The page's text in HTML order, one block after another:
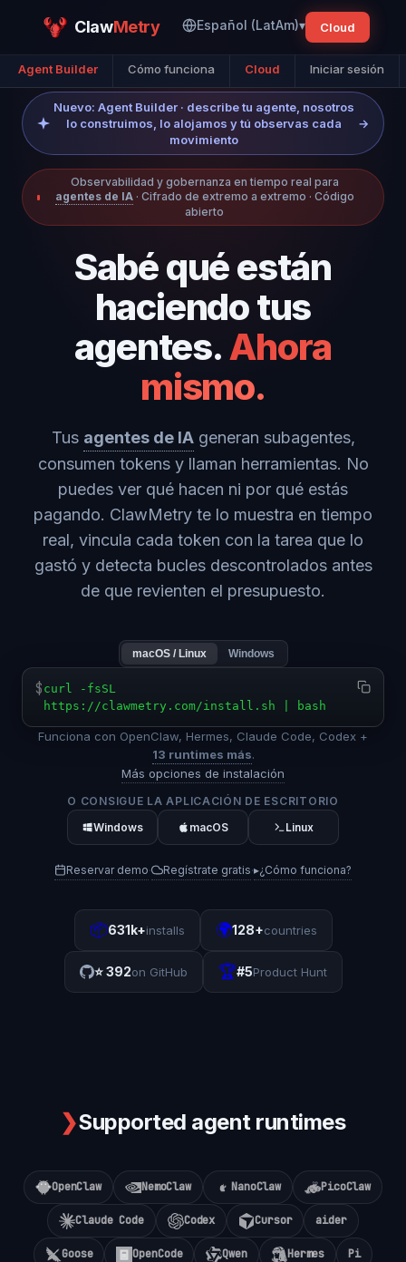
ClawMetry Español (LatAm)▾ Cloud
Agent Builder Cómo funciona Cloud Iniciar sesión
Nuevo: Agent Builder · describe tu agente, nosotros
lo construimos, lo alojamos y tú observas cada
movimiento
→
Observabilidad y gobernanza en tiempo real para
agentes de IA · Cifrado de extremo a extremo · Código
abierto
Sabé qué están
haciendo tus
agentes.Ahora
mismo.
Tus agentes de IA generan subagentes,
consumen tokens y llaman herramientas. No
puedes ver qué hacen ni por qué estás
pagando. ClawMetry te lo muestra en tiempo
real, vincula cada token con la tarea que lo
gastó y detecta bucles descontrolados antes
de que revienten el presupuesto.
macOS / Linux Windows
$ curl -fsSL
https://clawmetry.com/install.sh | bash
Funciona con OpenClaw, Hermes, Claude Code, Codex +
13 runtimes más.
Más opciones de instalación
O CONSIGUE LA APLICACIÓN DE ESCRITORIO
Windows
macOS Linux
Reservar demo· Regístrate gratis·▸¿Cómo funciona?
📦631k+installs 🌍128+countries
⭐392on GitHub 🏆#5Product Hunt
❯Supported agent runtimes
OpenClaw NemoClaw NanoClaw PicoClaw
Claude Code Codex Cursor aider
Goose OpenCode Qwen Hermes Pi